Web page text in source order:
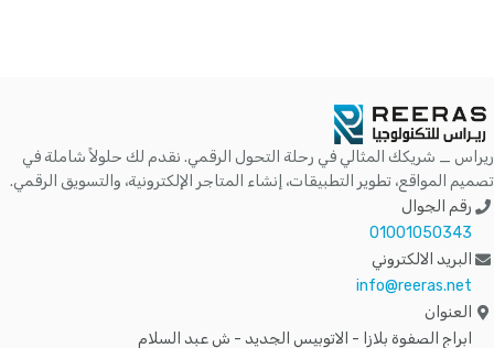
ريراس _ شريكك المثالي في رحلة التحول الرقمي. نقدم لك حلولاً شاملة في
تصميم المواقع، تطوير التطبيقات، إنشاء المتاجر الإلكترونية، والتسويق الرقمي.
رقم الجوال
01001050343
البريد الالكتروني
info@reeras.net
العنوان
ابراج الصفوة بلازا - الاتوبيس الجديد - ش عبد السلام